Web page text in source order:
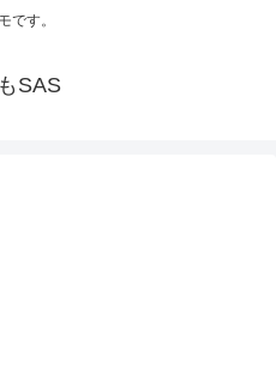
です。
SAS